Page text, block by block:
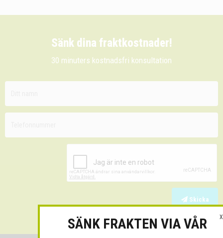
Sänk dina fraktkostnader!
30 minuters kostnadsfri konsultation
Skicka
X
SÄNK FRAKTEN VIA VÅR